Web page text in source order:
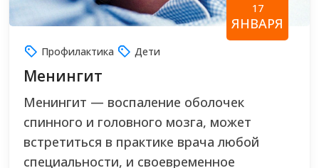
17
ЯНВАРЯ
Профилактика Дети
Менингит
Менингит — воспаление оболочек
спинного и головного мозга, может
встретиться в практике врача любой
специальности, и своевременное